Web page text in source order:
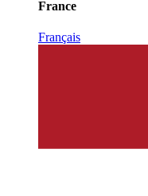
France
Français